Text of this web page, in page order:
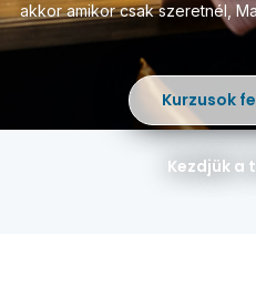
akkor amikor csak szeretnél,
Kurzusok
Kezdjük a